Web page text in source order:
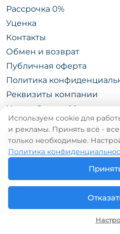
Рассрочка 0%
Уценка
Контакты
Обмен и возврат
Публичная оферта
Политика
Реквизиты компании
Настройки cookie
© «CEMODAN.MD»
Используем cookie для
и рекламы. Принять всё - все
только необходимые.
Политика